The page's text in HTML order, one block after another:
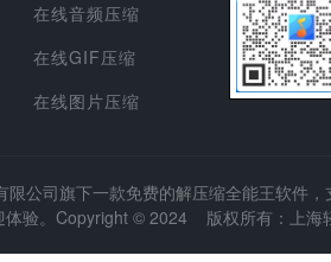
在线音频压缩
在线GIF压缩
在线图片压缩
限公司旗下一款免费的解压缩全能王软件
体验。Copyright © 2024 版权所有：上